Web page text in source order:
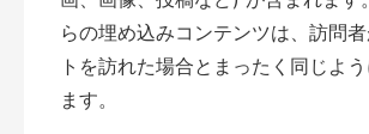
らの埋め込みコンテンツは、訪問
トを訪れた場合とまったく同じよ
ます。